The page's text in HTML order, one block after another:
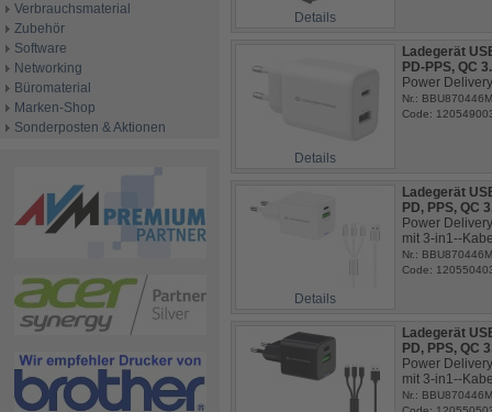
Verbrauchsmaterial
Zubehör
Software
Networking
Büromaterial
Marken-Shop
Sonderposten & Aktionen
Details
Details
Ladegerät
PD-PPS, QC
Power
Nr.:
Code:
Details
Ladegerät
PD, PPS, QC
Power
mit 3-in1--
Nr.:
Code:
Ladegerät
PD, PPS, QC
Power
mit 3-in1--
Nr.: